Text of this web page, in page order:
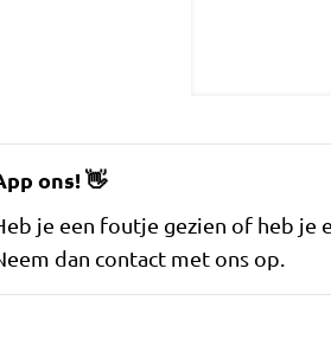
ons!👋
je een foutje gezien of heb je
dan contact met ons op.